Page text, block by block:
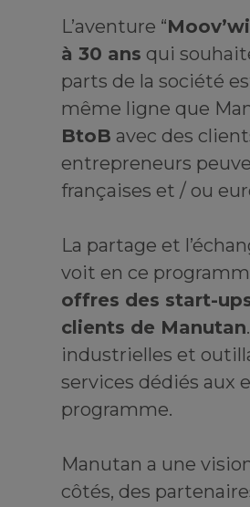
L’aventure “
à 30 ans qui
parts de la société
même ligne que
BtoB avec des
entrepreneurs
françaises et / ou
La partage et
voit en ce
offres des start-
clients de Manutan
industrielles et
services dédiés aux
programme.
Manutan a une
côtés, des